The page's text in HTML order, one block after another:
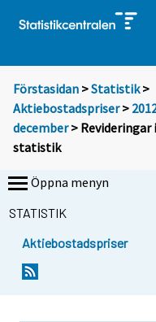
Förstasidan >Statistik >
Aktiebostadspriser>
december> Revideringar
statistik
Öppna menyn
STATISTIK
Aktiebostadspriser